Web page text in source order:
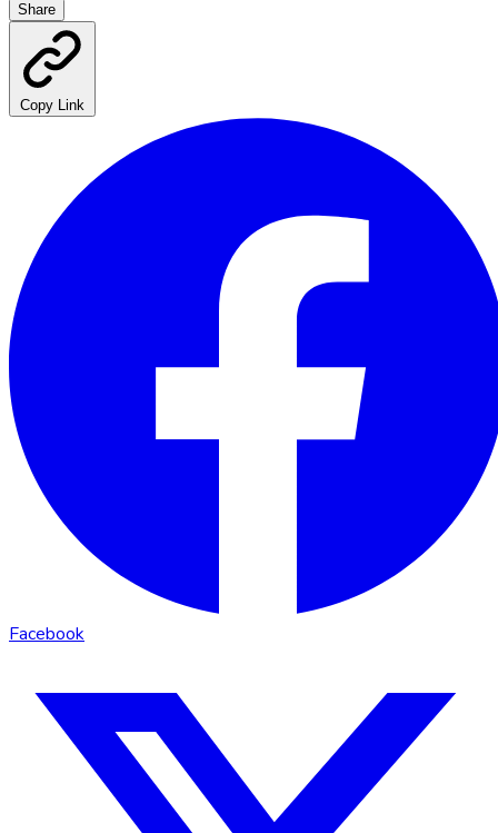
Share
Copy Link
Facebook